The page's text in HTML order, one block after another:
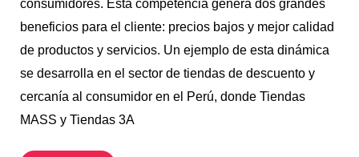
consumidores. Esta competencia genera dos grandes
beneficios para el cliente: precios bajos y mejor calidad
de productos y servicios. Un ejemplo de esta dinámica
se desarrolla en el sector de tiendas de descuento y
cercanía al consumidor en el Perú, donde Tiendas
MASS y Tiendas 3A